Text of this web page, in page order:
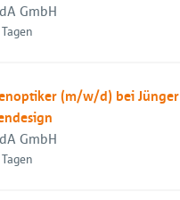
GmbH
(m/w/d) bei Jünger
GmbH